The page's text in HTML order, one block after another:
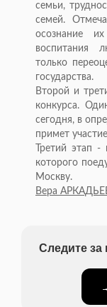
семьи,
семей.
осознание
воспитания
только
государства.
Второй и
конкурса.
сегодня, в
примет
Третий этап
которого
Москву.
Вера
Следите